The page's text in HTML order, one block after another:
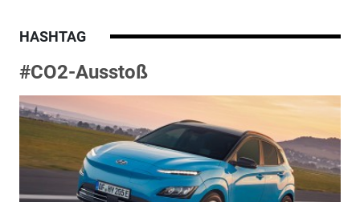
HASHTAG
#CO2-Ausstoß